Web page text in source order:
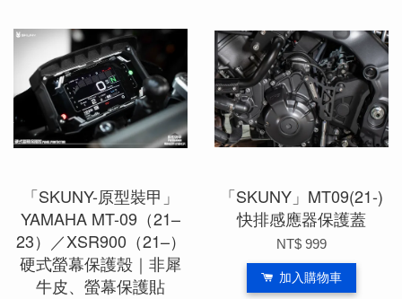
「SKUNY-原型裝甲」
YAMAHA MT-09（21–
23）／XSR900（21–）
硬式螢幕保護殼｜非犀
牛皮、螢幕保護貼
「SKUNY」MT09(21-)
快排感應器保護蓋
NT$ 999
加入購物車